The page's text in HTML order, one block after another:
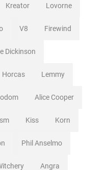
Kreator Lovorne
V8 Firewind
Dickinson
Horcas Lemmy
Alice Cooper
Kiss Korn
Phil Anselmo
Angra